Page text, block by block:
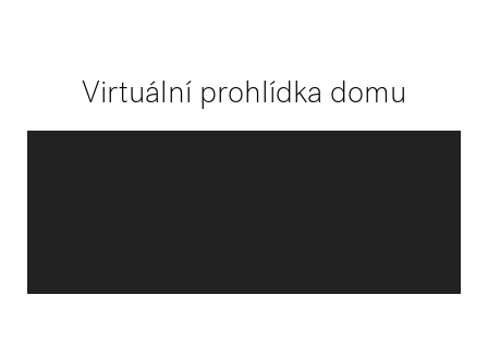
Virtuální prohlídka domu